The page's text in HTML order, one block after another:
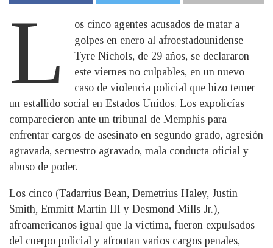
L
os cinco agentes acusados de matar a
golpes en enero al afroestadounidense
Tyre Nichols, de 29 años, se declararon
este viernes no culpables, en un nuevo
caso de violencia policial que hizo temer
un estallido social en Estados Unidos. Los expolicías
comparecieron ante un tribunal de Memphis para
enfrentar cargos de asesinato en segundo grado, agresión
agravada, secuestro agravado, mala conducta oficial y
abuso de poder.
Los cinco (Tadarrius Bean, Demetrius Haley, Justin
Smith, Emmitt Martin III y Desmond Mills Jr.),
afroamericanos igual que la víctima, fueron expulsados
del cuerpo policial y afrontan varios cargos penales,